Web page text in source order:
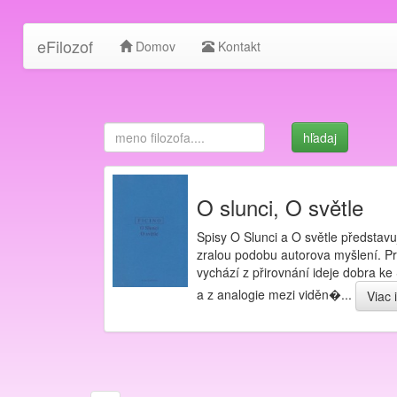
eFilozof Domov Kontakt
O slunci, O světle
Spisy O Slunci a O světle
zralou podobu autorova myšlení.
vychází z přirovnání ideje dobra ke
a z analogie mezi viděn�...
Viac